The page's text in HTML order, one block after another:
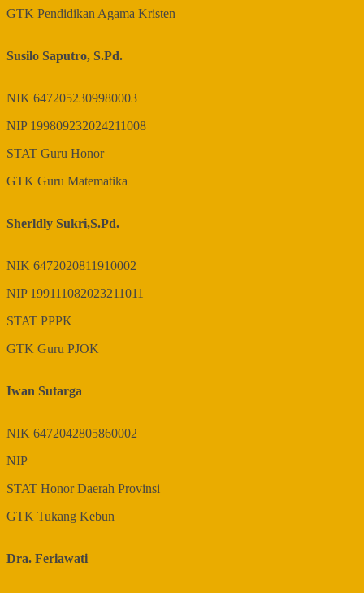
GTK Pendidikan Agama Kristen
Susilo Saputro, S.Pd.
NIK 6472052309980003
NIP 199809232024211008
STAT Guru Honor
GTK Guru Matematika
Sherldly Sukri,S.Pd.
NIK 6472020811910002
NIP 199111082023211011
STAT PPPK
GTK Guru PJOK
Iwan Sutarga
NIK 6472042805860002
NIP
STAT Honor Daerah Provinsi
GTK Tukang Kebun
Dra. Feriawati